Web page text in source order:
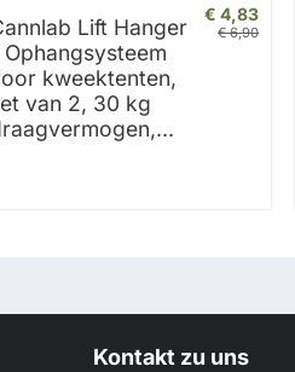
Lift Hanger
kweektenten,
van 2, 30 kg
€ 4,83
€ 6,90
Kontakt zu uns